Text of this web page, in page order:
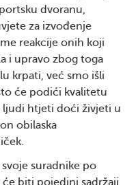
dvoranu,
za izvođenje
reakcije onih koji
i upravo zbog toga
krpati, već smo išli
će podići kvalitetu
ljudi htjeti doći živjeti u
obilaska
suradnike po
biti pojedini sadržaji